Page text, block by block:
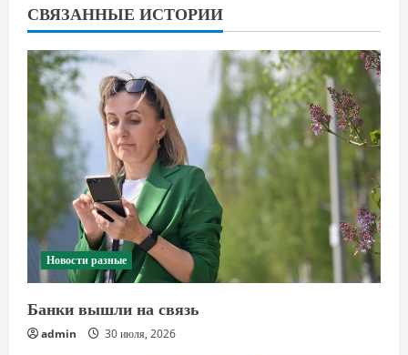
СВЯЗАННЫЕ ИСТОРИИ
Новости разные
Банки вышли на связь
admin 30 июля, 2026